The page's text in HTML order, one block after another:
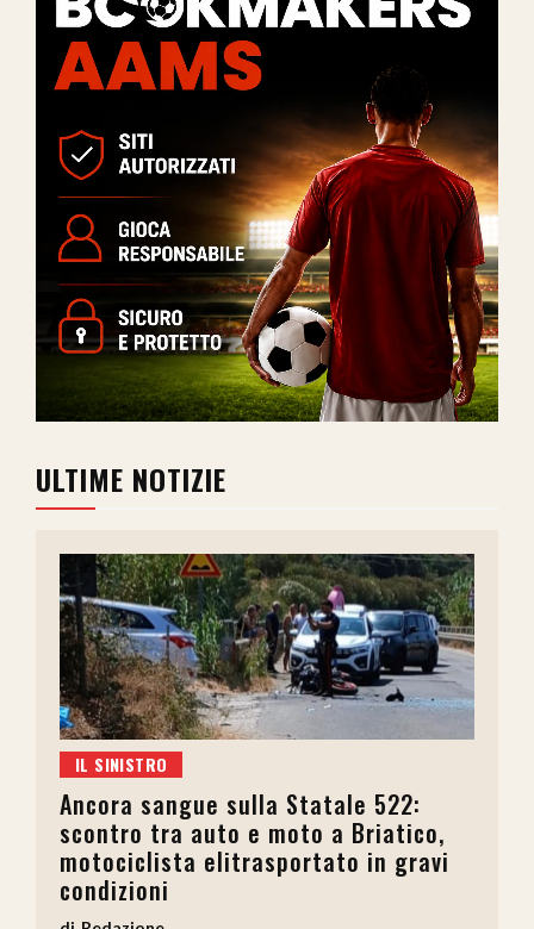
ULTIME NOTIZIE
IL SINISTRO
Ancora sangue sulla Statale 522:
scontro tra auto e moto a Briatico,
motociclista elitrasportato in gravi
condizioni